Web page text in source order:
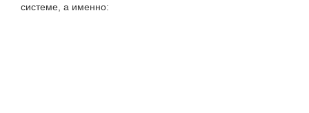
системе, а именно: